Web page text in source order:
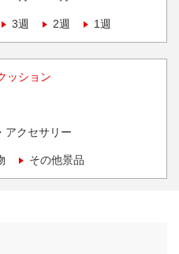
3週 2週 1週
ッション
アクセサリー
その他景品